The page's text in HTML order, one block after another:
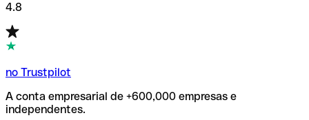
4.8
no Trustpilot
A conta empresarial de +600,000 empresas e
independentes.